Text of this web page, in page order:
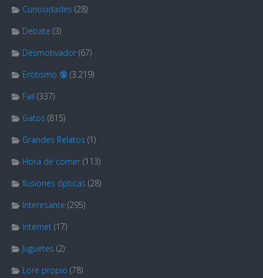
Curiosidades (28)
Debate (3)
Desmotivador (67)
Erotismo 🔞 (3.219)
Fail (337)
Gatos (815)
Grandes Relatos (1)
Hora de comer (113)
Ilusiones ópticas (28)
Interesante (295)
Internet (17)
Juguetes (2)
Lore propio (78)